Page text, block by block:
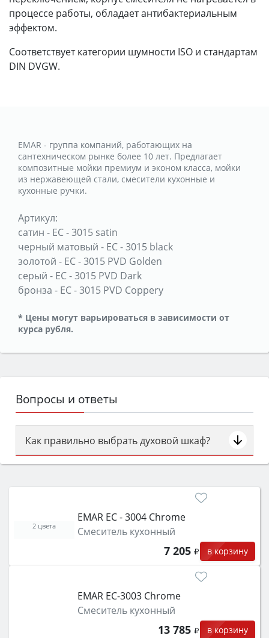
процессе работы, обладает антибактериальным
эффектом.
Соответствует категории шумности ISO и стандартам
DIN DVGW.
EMAR - группа компаний, работающих на
сантехническом рынке более 10 лет. Предлагает
композитные мойки премиум и эконом класса, мойки
из нержавеющей стали, смесители кухонные и
кухонные ручки.
Артикул:
сатин - ЕС - 3015 satin
черный матовый - ЕС - 3015 black
золотой - ЕС - 3015 PVD Golden
серый - ЕС - 3015 PVD Dark
бронза - ЕС - 3015 PVD Coppery
* Цены могут варьироваться в зависимости от
курса рубля.
Вопросы и ответы
Как правильно выбрать духовой шкаф?
Сначала определитесь с типом (газовый или
затем смотрите на объём 50–70 л для семьи,
функции (конвекция, гриль, самоочистка,
защита от детей).
EMAR ЕС - 3004 Chrome
Смеситель кухонный
7 205 в корзину
2 цвета
EMAR ЕС-3003 Chrome
Смеситель кухонный
13 785 в корзину